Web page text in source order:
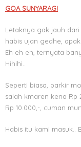
GOA SUNYARAGI
Letaknya gak jauh dari
habis ujan gedhe,
Eh eh eh, ternyata
Hihihi..
Seperti biasa, parkir
salah kmaren kena
Rp 10.000,-, cuman
Habis itu kami masuk..